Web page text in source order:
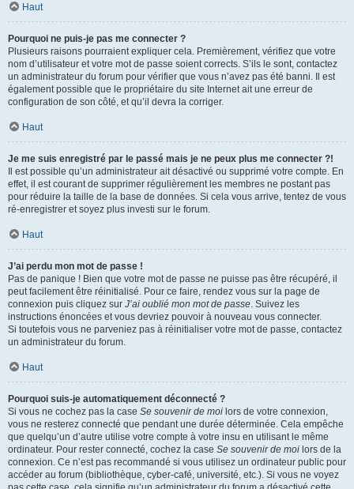
Haut
Pourquoi ne puis-je pas me connecter ?
Plusieurs raisons pourraient expliquer cela. Premièrement, vérifiez que votre
nom d’utilisateur et votre mot de passe soient corrects. S’ils le sont, contactez
un administrateur du forum pour vérifier que vous n’avez pas été banni. Il est
également possible que le propriétaire du site Internet ait une erreur de
configuration de son côté, et qu’il devra la corriger.
Haut
Je me suis enregistré par le passé mais je ne peux plus me connecter ?!
Il est possible qu’un administrateur ait désactivé ou supprimé votre compte. En
effet, il est courant de supprimer régulièrement les membres ne postant pas
pour réduire la taille de la base de données. Si cela vous arrive, tentez de vous
ré-enregistrer et soyez plus investi sur le forum.
Haut
J’ai perdu mon mot de passe !
Pas de panique ! Bien que votre mot de passe ne puisse pas être récupéré, il
peut facilement être réinitialisé. Pour ce faire, rendez vous sur la page de
connexion puis cliquez sur J’ai oublié mon mot de passe. Suivez les
instructions énoncées et vous devriez pouvoir à nouveau vous connecter.
Si toutefois vous ne parveniez pas à réinitialiser votre mot de passe, contactez
un administrateur du forum.
Haut
Pourquoi suis-je automatiquement déconnecté ?
Si vous ne cochez pas la case Se souvenir de moi lors de votre connexion,
vous ne resterez connecté que pendant une durée déterminée. Cela empêche
que quelqu’un d’autre utilise votre compte à votre insu en utilisant le même
ordinateur. Pour rester connecté, cochez la case Se souvenir de moi lors de la
connexion. Ce n’est pas recommandé si vous utilisez un ordinateur public pour
accéder au forum (bibliothèque, cyber-café, université, etc.). Si vous ne voyez